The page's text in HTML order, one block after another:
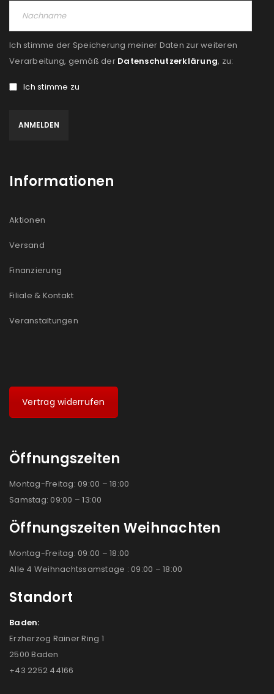
Ich stimme der Speicherung meiner Daten zur weiteren
Verarbeitung, gemäß der Datenschutzerklärung, zu:
Ich stimme zu
Informationen
Aktionen
Versand
Finanzierung
Filiale & Kontakt
Veranstaltungen
Vertrag widerrufen
Öffnungszeiten
Montag-Freitag: 09:00 – 18:00
Samstag: 09:00 – 13:00
Öffnungszeiten Weihnachten
Montag-Freitag: 09:00 – 18:00
Alle 4 Weihnachtssamstage : 09:00 – 18:00
Standort
Baden:
Erzherzog Rainer Ring 1
2500 Baden
+43 2252 44166